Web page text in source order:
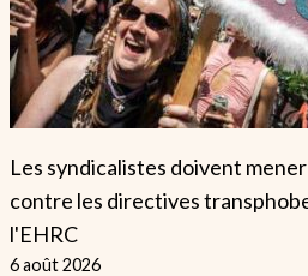
En Hongrie
Par Alice 14 avril 2026
Les syndicalistes doivent
contre les directives
l'EHRC
6 août 2026